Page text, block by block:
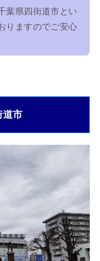
葉県四街道市とい
りますのでご安心
道市